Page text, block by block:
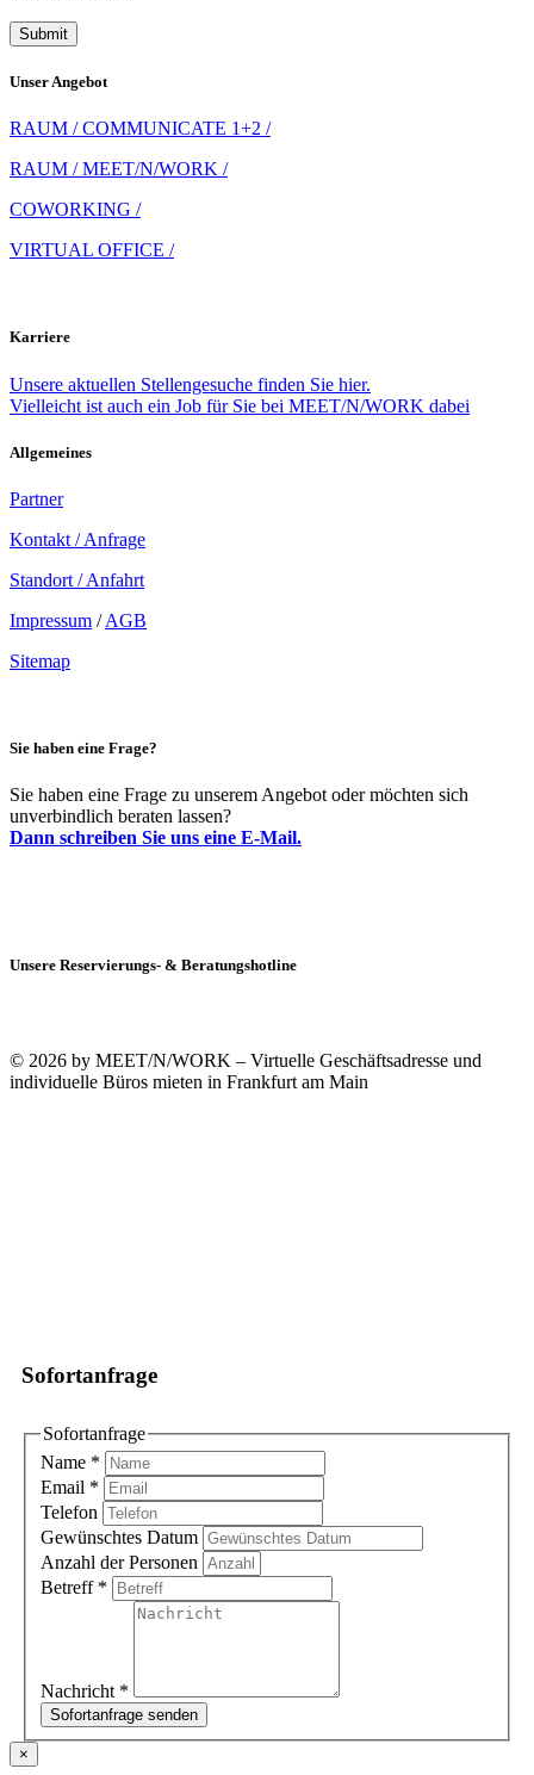
Unser Angebot
RAUM / COMMUNICATE 1+2 /
RAUM / MEET/N/WORK /
COWORKING /
VIRTUAL OFFICE /
Karriere
Unsere aktuellen Stellengesuche finden Sie hier.
Vielleicht ist auch ein Job für Sie bei MEET/N/WORK dabei
Allgemeines
Partner
Kontakt / Anfrage
Standort / Anfahrt
Impressum /AGB
Sitemap
Sie haben eine Frage?
Sie haben eine Frage zu unserem Angebot oder möchten sich
unverbindlich beraten lassen?
Dann schreiben Sie uns eine E-Mail.
Unsere Reservierungs- & Beratungshotline
© 2026 by MEET/N/WORK – Virtuelle Geschäftsadresse und
individuelle Büros mieten in Frankfurt am Main
Sofortanfrage
Sofortanfrage
Name *
Email *
Telefon
Gewünschtes Datum
Anzahl der Personen
Betreff *
Nachricht *
Sofortanfrage senden
×